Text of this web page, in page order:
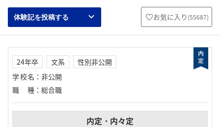
体験記を投稿する お気に入り (55687)
24年卒 文系
性別非公開
学校名 ： 非公開
職種 ： 総合職
内定・内々定